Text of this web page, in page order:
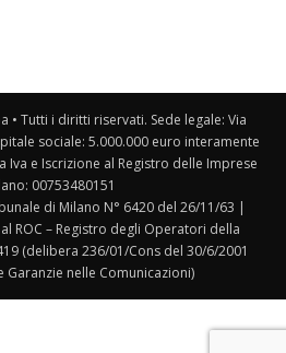
• Tutti i diritti riservati. Sede legale: Via
sociale: 5.000.000 euro interamente
Iva e Iscrizione al Registro delle Imprese
00753480151
di Milano N° 6420 del 26/11/63 |
ROC – Registro degli Operatori della
(delibera 236/01/Cons del 30/6/2001
Garanzie nelle Comunicazioni)